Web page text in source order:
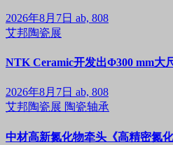
2026年8月7日 ab, 808
艾邦陶瓷展
NTK Ceramic开发出Φ300 mm大
2026年8月7日 ab, 808
艾邦陶瓷展 陶瓷轴承
中材高新氮化物牵头《高精密氮